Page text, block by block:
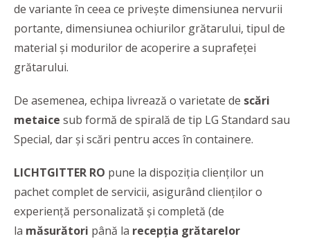
de variante în ceea ce privește dimensiunea nervurii
portante, dimensiunea ochiurilor grătarului, tipul de
material și modurilor de acoperire a suprafeței
grătarului.
De asemenea, echipa livrează o varietate de scări
metaice sub formă de spirală de tip LG Standard sau
Special, dar şi scări pentru acces în containere.
LICHTGITTER RO pune la dispoziția clienților un
pachet complet de servicii, asigurând clienţilor o
experienţă personalizată şi completă (de
la măsurători până la recepția grătarelor